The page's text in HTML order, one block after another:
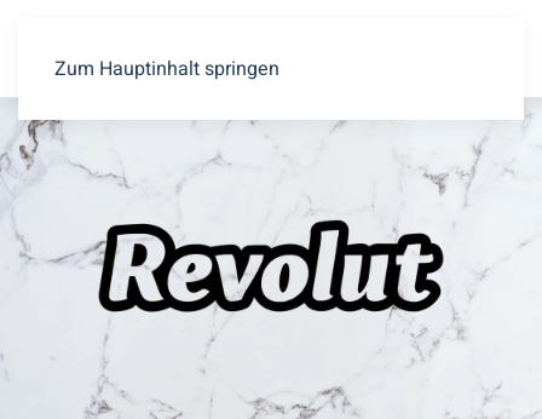
Zum Hauptinhalt springen